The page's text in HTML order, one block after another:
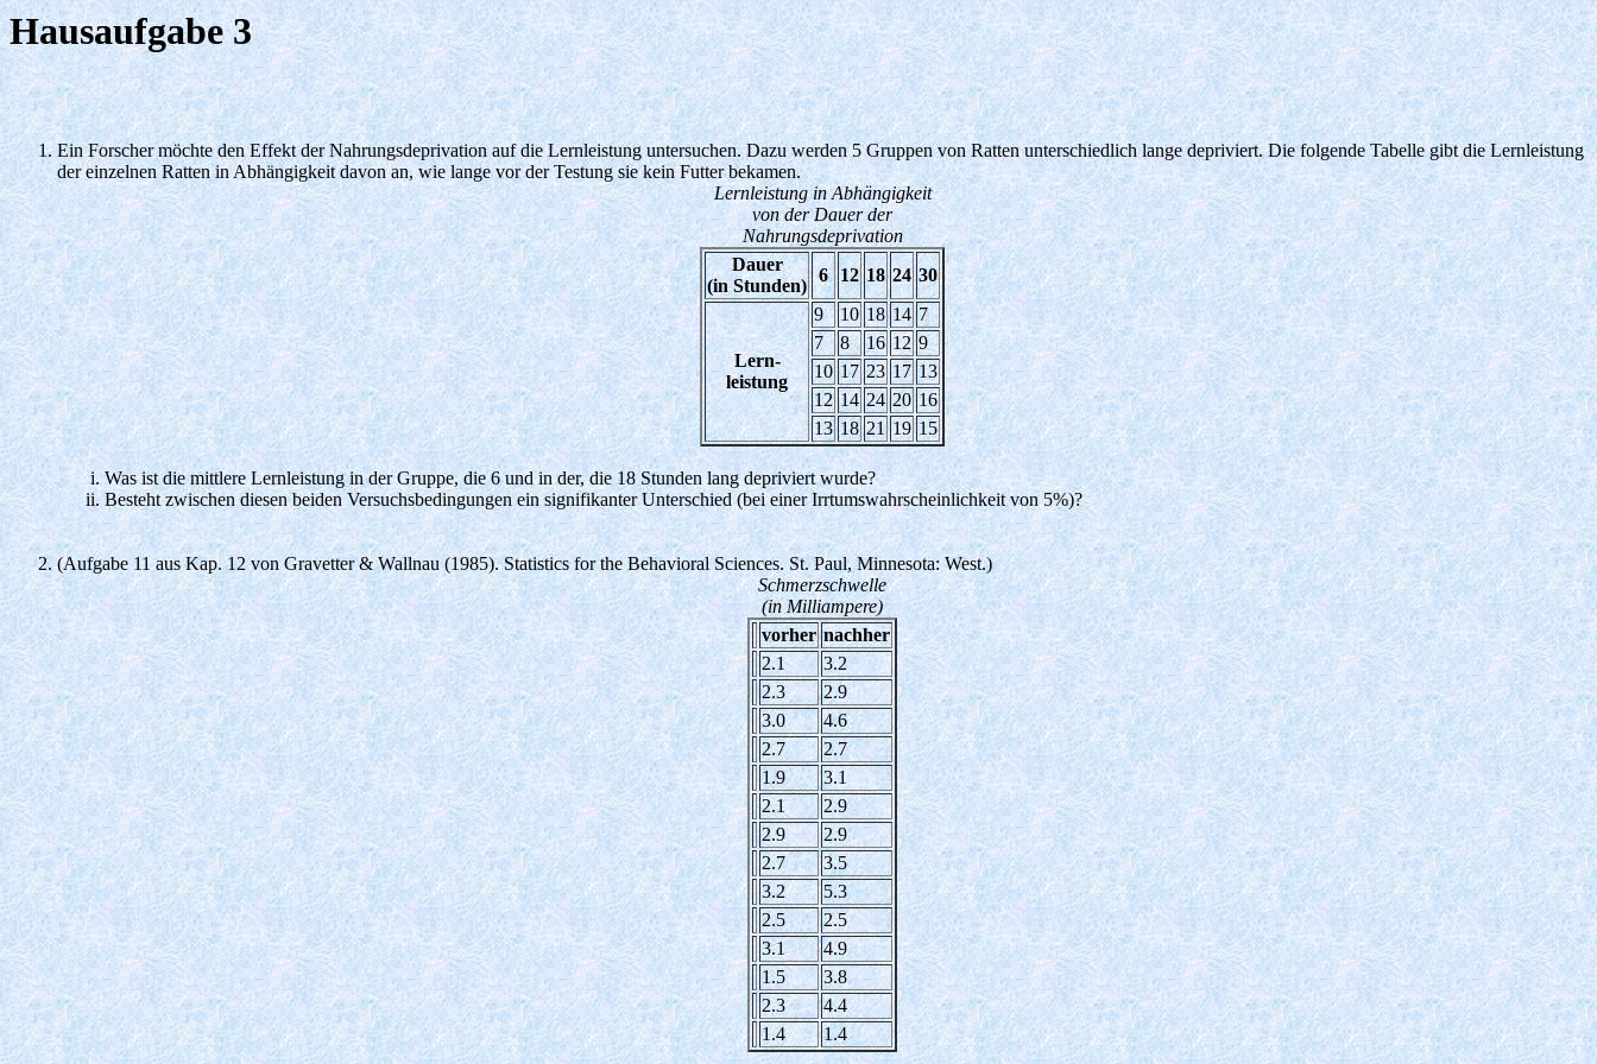
Hausaufgabe 3
Ein Forscher möchte den Effekt der Nahrungsdeprivation auf die Lernleistung untersuchen. Dazu werden 5 Gruppen von Ratten unterschiedlich lange depriviert. Die folgende Tabelle gibt die Lernleistung
der einzelnen Ratten in Abhängigkeit davon an, wie lange vor der Testung sie kein Futter bekamen.
Lernleistung in Abhängigkeit
von der Dauer der
Nahrungsdeprivation
Dauer
(in Stunden)
6 12 18 24 30
Lern-
leistung
9 10 18 14 7
7
8 16 12 9
10 17 23 17 13
12 14 24 20 16
13 18 21 19 15
Was ist die mittlere Lernleistung in der Gruppe, die 6 und in der, die 18 Stunden lang depriviert wurde?
Besteht zwischen diesen beiden Versuchsbedingungen ein signifikanter Unterschied (bei einer Irrtumswahrscheinlichkeit von 5%)?
(Aufgabe 11 aus Kap. 12 von Gravetter & Wallnau (1985). Statistics for the Behavioral Sciences. St. Paul, Minnesota: West.)
Schmerzschwelle
(in Milliampere)
vorher nachher
2.1
3.2
2.3
2.9
3.0
4.6
2.7
2.7
1.9
3.1
2.1
2.9
2.9
2.9
2.7
3.5
3.2
5.3
2.5
2.5
3.1
4.9
1.5
3.8
2.3
4.4
1.4
1.4